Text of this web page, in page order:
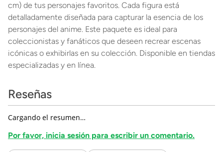
cm) de tus personajes favoritos. Cada figura está
detalladamente diseñada para capturar la esencia de los
personajes del anime. Este paquete es ideal para
coleccionistas y fanáticos que deseen recrear escenas
icónicas o exhibirlas en su colección. Disponible en tiendas
especializadas y en línea.
Reseñas
Cargando el resumen…
Por favor, inicia sesión para escribir un comentario.